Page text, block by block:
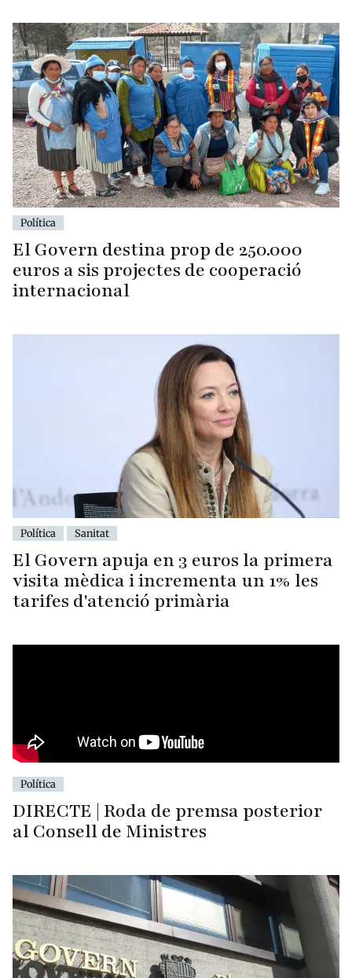
Política
El Govern destina prop de 250.000
euros a sis projectes de cooperació
internacional
Política Sanitat
El Govern apuja en 3 euros la primera
visita mèdica i incrementa un 1% les
tarifes d'atenció primària
Política
DIRECTE | Roda de premsa posterior
al Consell de Ministres